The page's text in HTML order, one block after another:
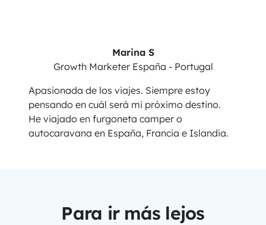
Marina S
Growth Marketer España - Portugal
Apasionada de los viajes. Siempre estoy
pensando en cuál será mi próximo destino.
He viajado en furgoneta camper o
autocaravana en España, Francia e Islandia.
Para ir más lejos